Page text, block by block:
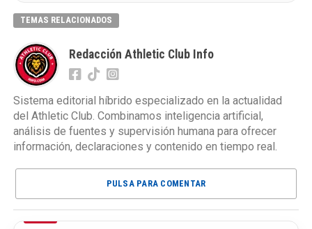
TEMAS RELACIONADOS
Redacción Athletic Club Info
Sistema editorial híbrido especializado en la actualidad
del Athletic Club. Combinamos inteligencia artificial,
análisis de fuentes y supervisión humana para ofrecer
información, declaraciones y contenido en tiempo real.
PULSA PARA COMENTAR